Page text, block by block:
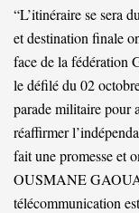
“L’itinéraire se sera
et destination finale
face de la fédération
le défilé du 02
parade militaire pour
réaffirmer
fait une promesse et
OUSMANE
télécommunication